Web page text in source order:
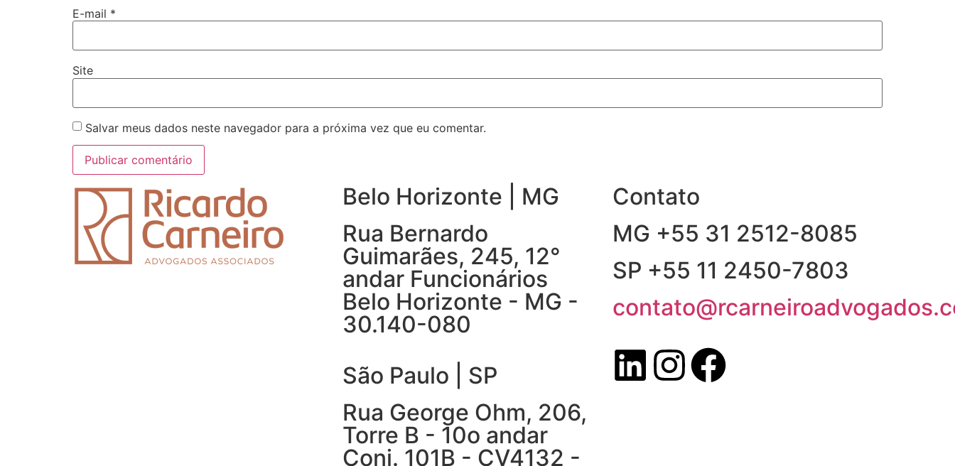
E-mail *
Site
Salvar meus dados neste navegador para a próxima vez que eu comentar.
Belo Horizonte | MG
Rua Bernardo
Guimarães, 245, 12°
andar Funcionários
Belo Horizonte - MG -
30.140-080
São Paulo | SP
Rua George Ohm, 206,
Torre B - 10o andar
Conj. 101B - CV4132 -
Contato
MG +55 31 2512-8085
SP +55 11 2450-7803